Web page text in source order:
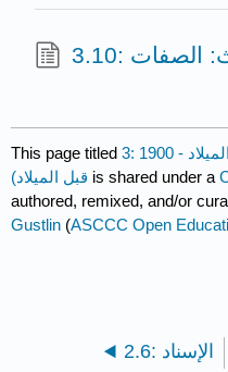
الصفات
This page titled3: الحضارات الأولى وفنها (5000 قبل الميلاد - 1900
قبل الميلاد) is shared under a
authored, remixed, and/or
Gustlin (ASCCC Open
2.6: الإسناد